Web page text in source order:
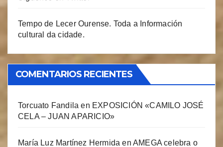
Tempo de Lecer Ourense. Toda a Información
cultural da cidade.
COMENTARIOS RECIENTES
Torcuato Fandila en EXPOSICIÓN «CAMILO JOSÉ
CELA – JUAN APARICIO»
María Luz Martínez Hermida enAMEGA celebra o